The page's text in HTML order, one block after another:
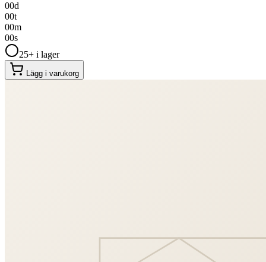
00d
00t
00m
00s
25+ i lager
Lägg i varukorg